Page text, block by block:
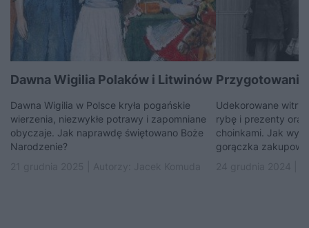
Dawna Wigilia Polaków i Litwinów
Dawna Wigilia w Polsce kryła pogańskie
wierzenia, niezwykłe potrawy i zapomniane
obyczaje. Jak naprawdę świętowano Boże
Narodzenie?
Przygotowania
Udekorowane
rybę i prezenty
choinkami. Jak
gorączka zakupowa